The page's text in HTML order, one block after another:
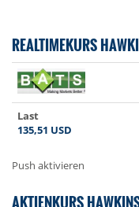
REALTIMEKURS
Last
135,51 USD
Push aktivieren
AKTIENKURS